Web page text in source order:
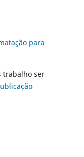
para
trabalho ser